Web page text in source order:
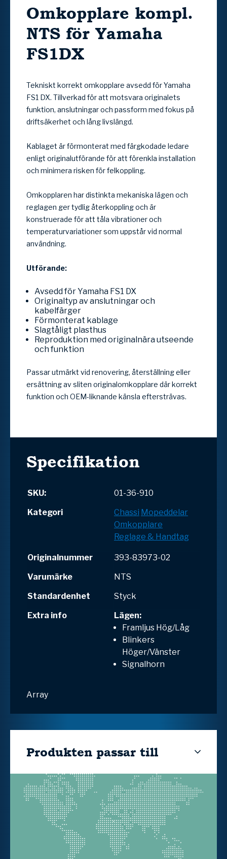
Omkopplare kompl.
NTS för Yamaha
FS1DX
Tekniskt korrekt omkopplare avsedd för Yamaha
FS1 DX. Tillverkad för att motsvara originalets
funktion, anslutningar och passform med fokus på
driftsäkerhet och lång livslängd.
Kablaget är förmonterat med färgkodade ledare
enligt originalutförande för att förenkla installation
och minimera risken för felkoppling.
Omkopplaren har distinkta mekaniska lägen och
reglagen ger tydlig återkoppling och är
konstruerade för att tåla vibrationer och
temperaturvariationer som uppstår vid normal
användning.
Utförande:
Avsedd för Yamaha FS1 DX
Originaltyp av anslutningar och
kabelfärger
Förmonterat kablage
Slagtåligt plasthus
Reproduktion med originalnära utseende
och funktion
Passar utmärkt vid renovering, återställning eller
ersättning av sliten originalomkopplare där korrekt
funktion och OEM-liknande känsla eftersträvas.
Specifikation
SKU:
01-36-910
Kategori
Chassi Mopeddelar
Omkopplare
Reglage & Handtag
Originalnummer
393-83973-02
Varumärke
NTS
Standardenhet
Styck
Extra info
Lägen:
Framljus Hög/Låg
Blinkers
Höger/Vänster
Signalhorn
Array
Produkten passar till